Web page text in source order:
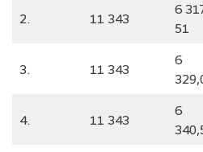
2. 11 343
6
51
3. 11 343
6
4. 11 343
6